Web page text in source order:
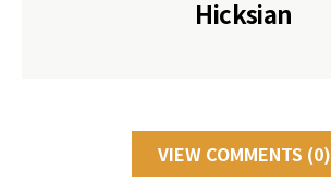
Hicksian
VIEW COMMENTS (0)